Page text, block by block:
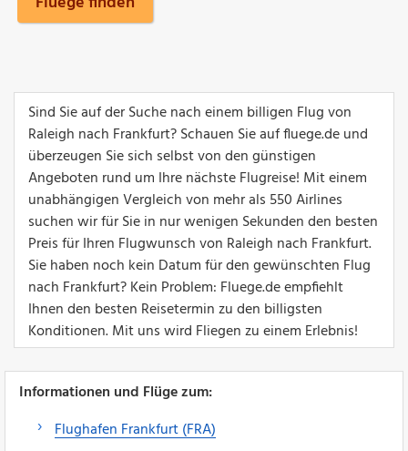
Sind Sie auf der Suche nach einem billigen Flug von
Raleigh nach Frankfurt? Schauen Sie auf fluege.de und
überzeugen Sie sich selbst von den günstigen
Angeboten rund um Ihre nächste Flugreise! Mit einem
unabhängigen Vergleich von mehr als 550 Airlines
suchen wir für Sie in nur wenigen Sekunden den besten
Preis für Ihren Flugwunsch von Raleigh nach Frankfurt.
Sie haben noch kein Datum für den gewünschten Flug
nach Frankfurt? Kein Problem: Fluege.de empfiehlt
Ihnen den besten Reisetermin zu den billigsten
Konditionen. Mit uns wird Fliegen zu einem Erlebnis!
Informationen und Flüge zum:
Flughafen Frankfurt (FRA)